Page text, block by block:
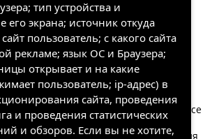
ТВОРЧЕСТВА ТЕЛЕЙСКОГО НАСЛЕГА. Все
права защищены.
информацию, которая необходима для
тип устройства и
его экрана; источник откуда
пользователь; с какого сайта
рекламе; язык ОС и Браузера;
открывает и на какие
пользователь; ip-адрес) в
сайта, проведения
и проведения статистических
и обзоров. Если вы не хотите,